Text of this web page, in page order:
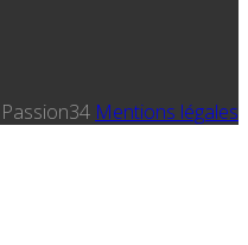
Mentions légales